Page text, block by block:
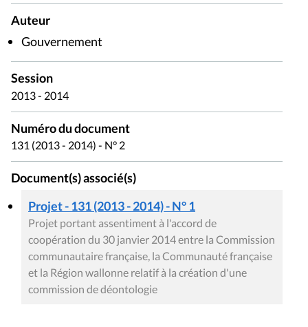
Auteur
Gouvernement
Session
2013 - 2014
Numéro du document
131 (2013 - 2014) - N° 2
Document(s) associé(s)
Projet - 131 (2013 - 2014) - N° 1
Projet portant assentiment à l'accord de
coopération du 30 janvier 2014 entre la Commission
communautaire française, la Communauté française
et la Région wallonne relatif à la création d'une
commission de déontologie